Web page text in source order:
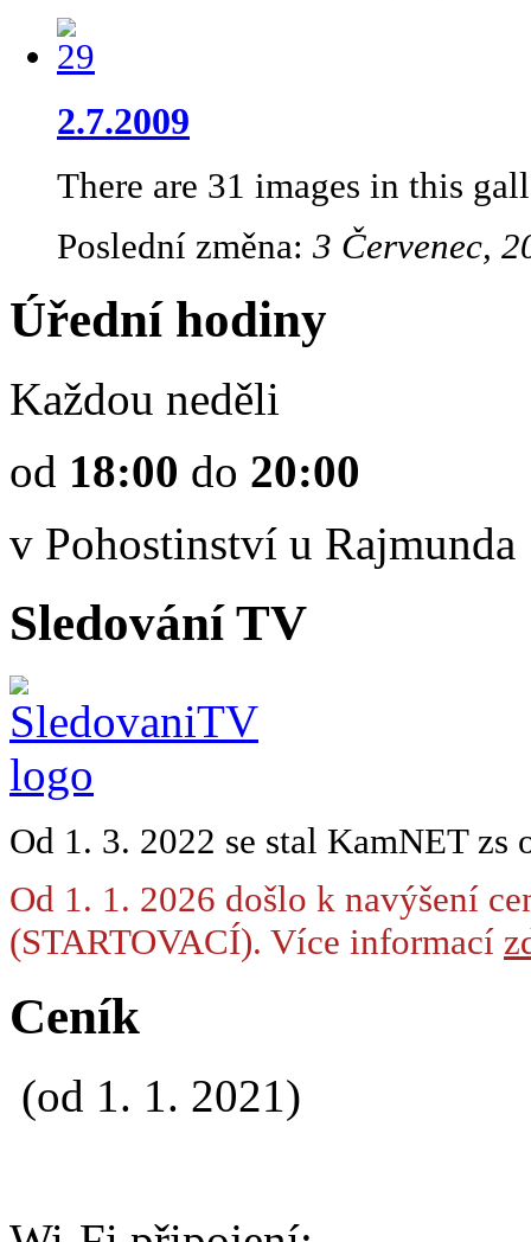
2.7.2009
There are 31 images in this
Poslední změna: 3 Červenec,
Úřední hodiny
Každou neděli
od 18:00 do 20:00
v Pohostinství u Rajmunda
Sledování TV
Od 1. 3. 2022 se stal KamNET
Od 1. 1. 2026 došlo k navýšení
(STARTOVACÍ). Více informací
Ceník
(od 1. 1. 2021)